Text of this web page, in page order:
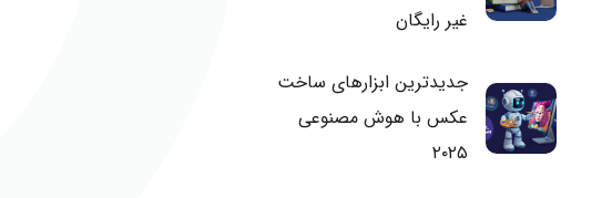
غیر رایگان
جدیدترین ابزارهای ساخت
عکس با هوش مصنوعی
۲۰۲۵